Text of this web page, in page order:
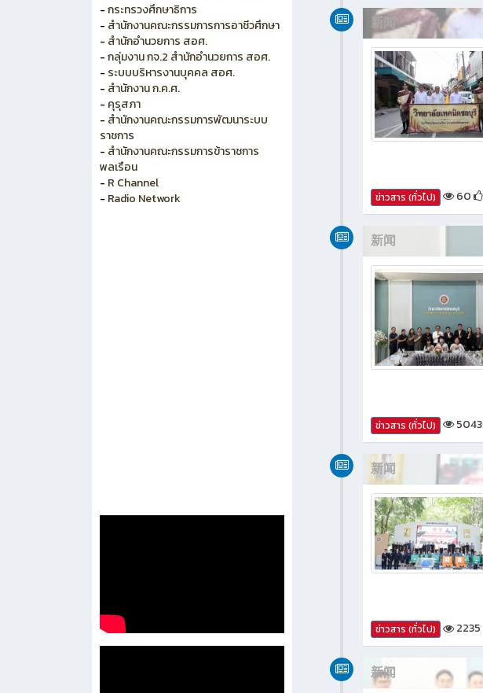
-กระทรวงศึกษาธิการ
- สำนักงานคณะกรรมการการอาชีวศึกษา
- สำนักอำนวยการ สอศ.
-กลุ่มงาน กจ.2 สำนักอำนวยการ สอศ.
- ระบบบริหารงานบุคคล สอศ.
- สำนักงาน ก.ค.ศ.
- คุรุสภา
- สำนักงานคณะกรรมการพัฒนาระบบ
ราชการ
- สำนักงานคณะกรรมการข้าราชการ
พลเรือน
- R Channel
- Radio Network
新闻
ข่าวสาร (ทั่วไป) 60
新闻
ข่าวสาร (ทั่วไป) 5043
新闻
ข่าวสาร (ทั่วไป) 2235
新闻